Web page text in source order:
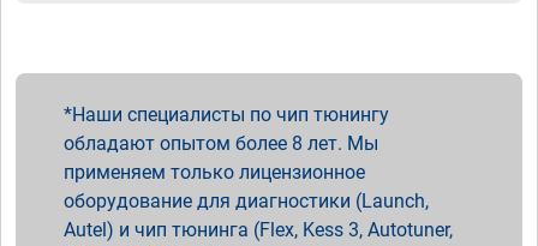
Наши специалисты по чип тюнингу
обладают опытом более 8 лет. Мы
применяем только лицензионное
оборудование для диагностики (Launch,
Autel) и чип тюнинга (Flex, Kess 3, Autotuner,